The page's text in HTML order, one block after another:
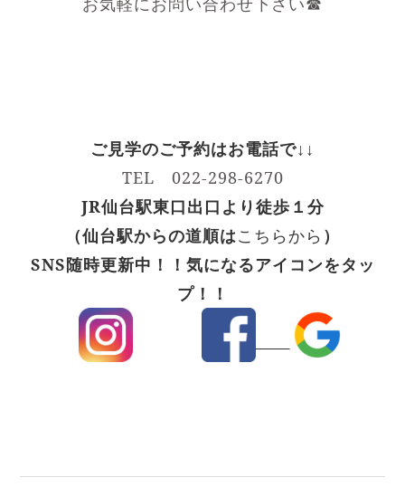
ご見学のご予約はお電話で↓↓
TEL 022-298-6270
JR仙台駅東口出口より徒歩１分
（仙台駅からの道順はこちらから ）
SNS随時更新中！！気になるアイコンをタッ
プ！！